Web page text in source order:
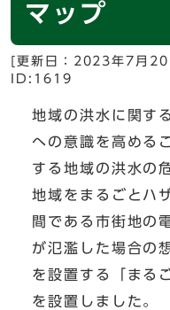
マップ
[更新日： 2023年7月20
ID:1619
地域の洪水に関す
への意識を高める
する地域の洪水の
地域をまるごとハ
間である市街地の
が氾濫した場合の
を設置する「まる
を設置しました。